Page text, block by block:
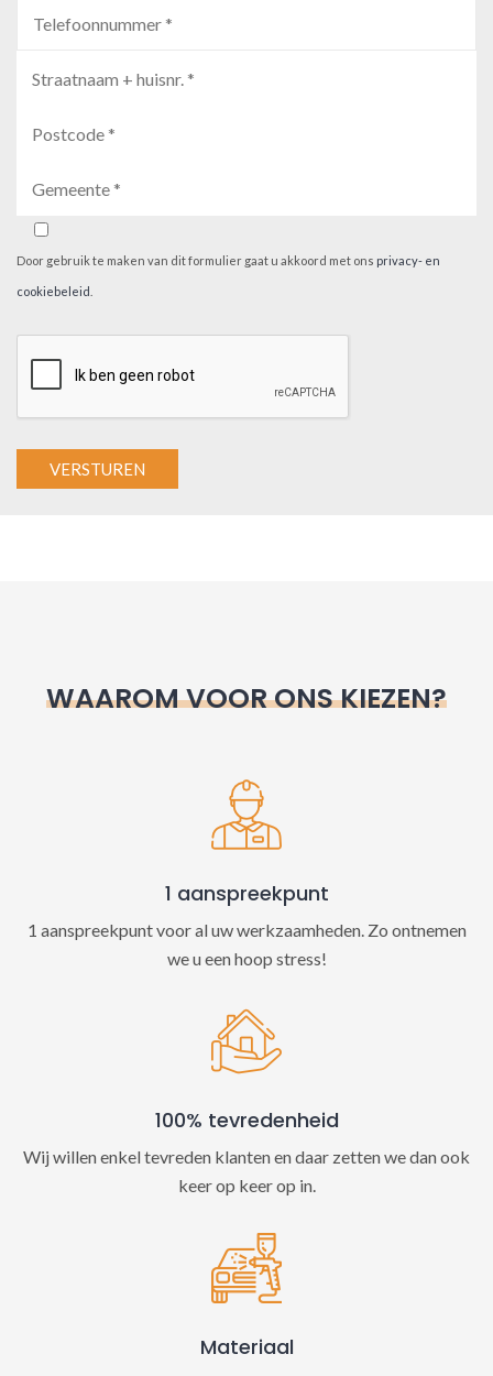
Door gebruik te maken van dit formulier gaat u akkoord met ons privacy- en
cookiebeleid
WAAROM VOOR ONS KIEZEN?
1 aanspreekpunt
1 aanspreekpunt voor al uw werkzaamheden. Zo ontnemen
we u een hoop stress!
100% tevredenheid
Wij willen enkel tevreden klanten en daar zetten we dan ook
keer op keer op in.
Materiaal